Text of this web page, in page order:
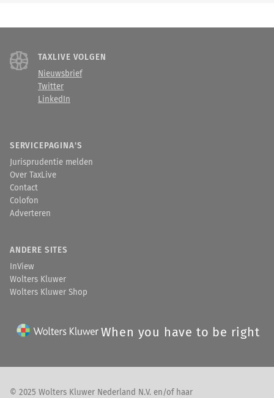
TAXLIVE VOLGEN
Nieuwsbrief
Twitter
LinkedIn
SERVICEPAGINA'S
Jurisprudentie melden
Over TaxLive
Contact
Colofon
Adverteren
ANDERE SITES
InView
Wolters Kluwer
Wolters Kluwer Shop
When you have to be right
© 2025 Wolters Kluwer Nederland N.V. en/of haar